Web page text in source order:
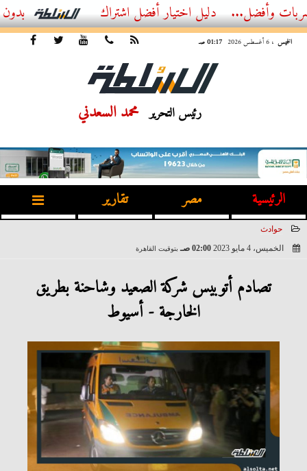
أفضل اشتراك IPTV بدون تقطيع 2026 – دليل المشاهد العصري
الخميس ، 6 أغسطس 2026 01:17 صـ
رئيس التحرير محمد السعدني
الرئيسية مصر تقارير
حوادث
الخميس، 4 مايو 2023
02:00 صـ بتوقيت القاهرة
تصادم أتوبيس شركة الصعيد وشاحنة بطريق
الخارجة - أسيوط